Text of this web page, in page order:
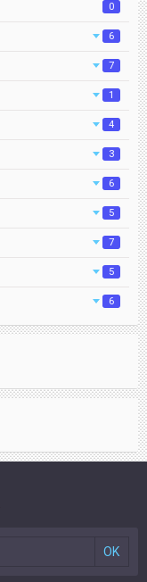
0
6
7
1
4
3
6
5
7
5
6